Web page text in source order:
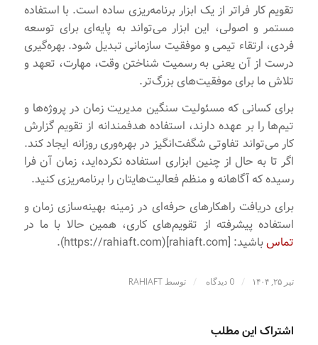
تقویم کار فراتر از یک ابزار برنامه‌ریزی ساده است. با استفاده
مستمر و اصولی، این ابزار می‌تواند به پایه‌ای برای توسعه
فردی، ارتقاء تیمی و موفقیت سازمانی تبدیل شود. بهره‌گیری
درست از آن یعنی به رسمیت شناختن وقت، مهارت، تعهد و
تلاش ما برای موفقیت‌های بزرگ‌تر.
برای کسانی که مسئولیت سنگین مدیریت زمان در پروژه‌ها و
تیم‌ها را بر عهده دارند، استفاده هدفمندانه از تقویم گزارش
کار می‌تواند تفاوتی شگفت‌انگیز در بهره‌وری روزانه ایجاد کند.
اگر تا به حال از چنین ابزاری استفاده نکرده‌اید، زمان آن فرا
رسیده که آگاهانه و منظم فعالیت‌هایتان را برنامه‌ریزی کنید.
برای دریافت راهکارهای حرفه‌ای در زمینه بهینه‌سازی زمان و
استفاده پیشرفته از تقویم‌های کاری، همین حالا با ما در
تماسباشید: [rahiaft.com](https://rahiaft.com).
تیر ۲۵, ۱۴۰۴ / 0 دیدگاه / توسط RAHIAFT
اشتراک این مطلب